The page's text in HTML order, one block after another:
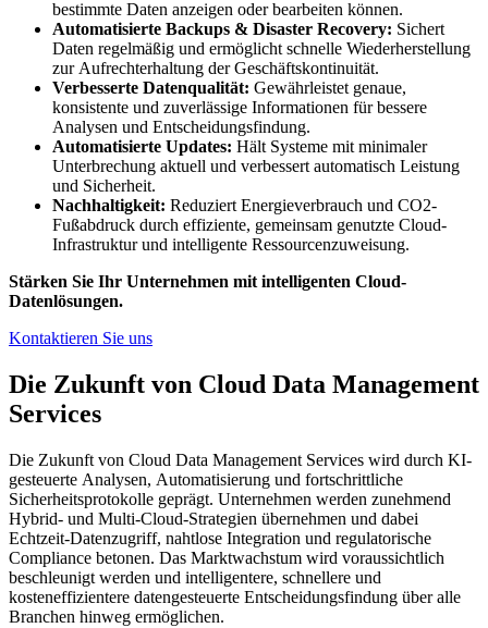
bestimmte Daten anzeigen oder bearbeiten können.
Automatisierte Backups & Disaster Recovery: Sichert
Daten regelmäßig und ermöglicht schnelle Wiederherstellung
zur Aufrechterhaltung der Geschäftskontinuität.
Verbesserte Datenqualität: Gewährleistet genaue,
konsistente und zuverlässige Informationen für bessere
Analysen und Entscheidungsfindung.
Automatisierte Updates: Hält Systeme mit minimaler
Unterbrechung aktuell und verbessert automatisch Leistung
und Sicherheit.
Nachhaltigkeit: Reduziert Energieverbrauch und CO2-
Fußabdruck durch effiziente, gemeinsam genutzte Cloud-
Infrastruktur und intelligente Ressourcenzuweisung.
Stärken Sie Ihr Unternehmen mit intelligenten Cloud-
Datenlösungen.
Kontaktieren Sie uns
Die Zukunft von Cloud Data Management
Services
Die Zukunft von Cloud Data Management Services wird durch KI-
gesteuerte Analysen, Automatisierung und fortschrittliche
Sicherheitsprotokolle geprägt. Unternehmen werden zunehmend
Hybrid- und Multi-Cloud-Strategien übernehmen und dabei
Echtzeit-Datenzugriff, nahtlose Integration und regulatorische
Compliance betonen. Das Marktwachstum wird voraussichtlich
beschleunigt werden und intelligentere, schnellere und
kosteneffizientere datengesteuerte Entscheidungsfindung über alle
Branchen hinweg ermöglichen.